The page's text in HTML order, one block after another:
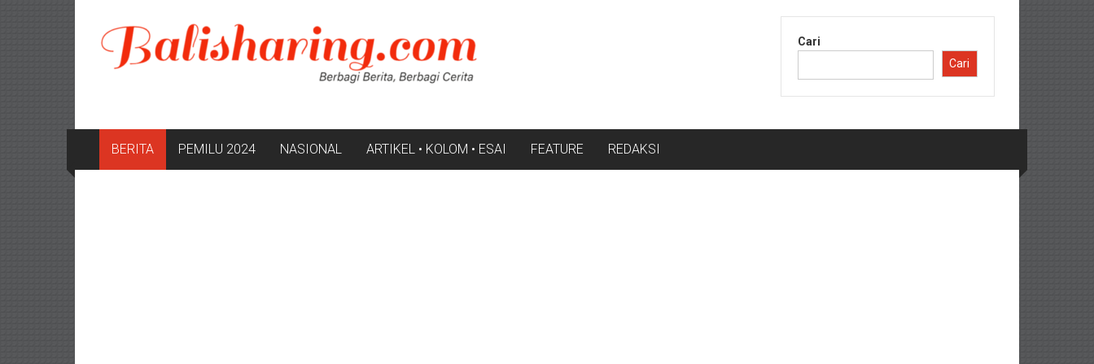
konten
Cari
Cari
BERITA PEMILU 2024 NASIONAL ARTIKEL • KOLOM • ESAI FEATURE REDAKSI